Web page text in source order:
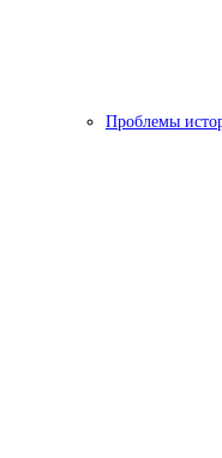
Проблемы